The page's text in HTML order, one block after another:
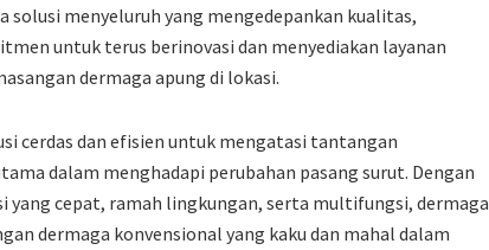
solusi menyeluruh yang mengedepankan kualitas,
untuk terus berinovasi dan menyediakan layanan
dermaga apung di lokasi.
cerdas dan efisien untuk mengatasi tantangan
dalam menghadapi perubahan pasang surut. Dengan
cepat, ramah lingkungan, serta multifungsi, dermaga
dermaga konvensional yang kaku dan mahal dalam